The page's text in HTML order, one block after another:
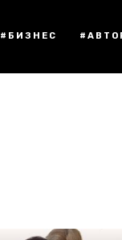
#БИЗНЕС